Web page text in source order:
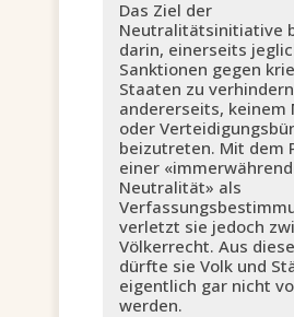
Das Ziel der
Neutralitätsinitiative
darin, einerseits
Sanktionen gegen
Staaten zu
andererseits, keinem
oder
beizutreten. Mit dem
einer
Neutralität» als
verletzt sie jedoch
Völkerrecht. Aus
dürfte sie Volk und
eigentlich gar nicht
werden.